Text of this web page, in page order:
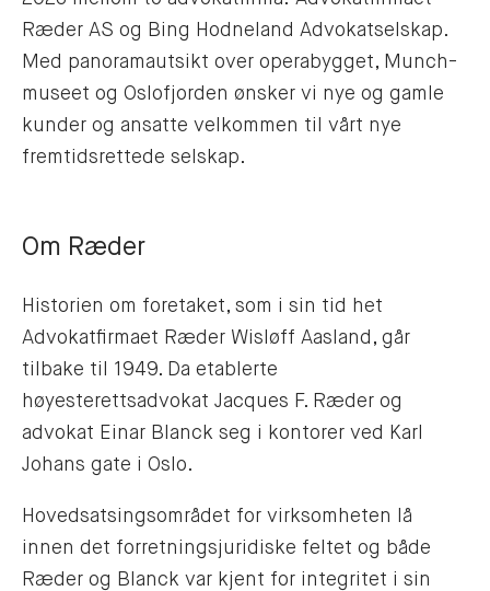
Ræder AS og Bing Hodneland Advokatselskap.
Med panoramautsikt over operabygget, Munch-
museet og Oslofjorden ønsker vi nye og gamle
kunder og ansatte velkommen til vårt nye
fremtidsrettede selskap.
Om Ræder
Historien om foretaket, som i sin tid het
Advokatfirmaet Ræder Wisløff Aasland, går
tilbake til 1949. Da etablerte
høyesterettsadvokat Jacques F. Ræder og
advokat Einar Blanck seg i kontorer ved Karl
Johans gate i Oslo.
Hovedsatsingsområdet for virksomheten lå
innen det forretningsjuridiske feltet og både
Ræder og Blanck var kjent for integritet i sin